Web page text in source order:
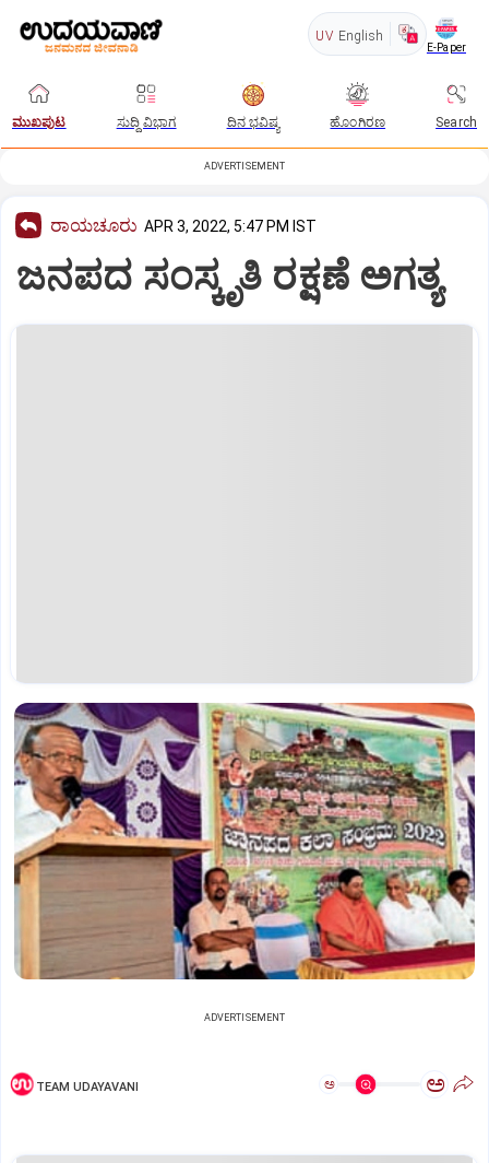
UV English
E-Paper
ಮುಖಪುಟ ಸುದ್ದಿ ವಿಭಾಗ ದಿನ ಭವಿಷ್ಯ ಹೊಂಗಿರಣ Search
ADVERTISEMENT
ರಾಯಚೂರು APR 3, 2022, 5:47 PM IST
ಜನಪದ ಸಂಸ್ಕೃತಿ ರಕ್ಷಣೆ ಅಗತ್ಯ
ADVERTISEMENT
TEAM UDAYAVANI ಅ ಅ